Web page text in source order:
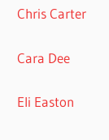
Chris Carter
Cara Dee
Eli Easton